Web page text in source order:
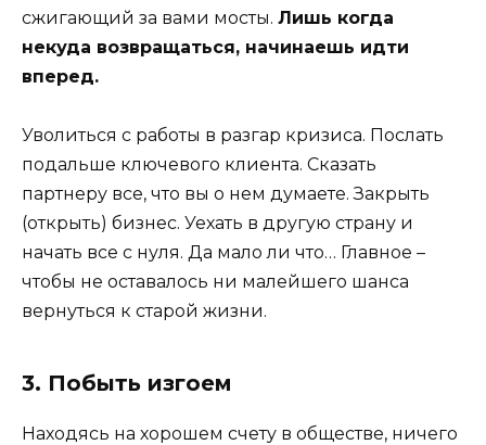
сжигающий за вами мосты. Лишь когда
некуда возвращаться, начинаешь идти
вперед.
Уволиться с работы в разгар кризиса. Послать
подальше ключевого клиента. Сказать
партнеру все, что вы о нем думаете. Закрыть
(открыть) бизнес. Уехать в другую страну и
начать все с нуля. Да мало ли что… Главное –
чтобы не оставалось ни малейшего шанса
вернуться к старой жизни.
3. Побыть изгоем
Находясь на хорошем счету в обществе, ничего